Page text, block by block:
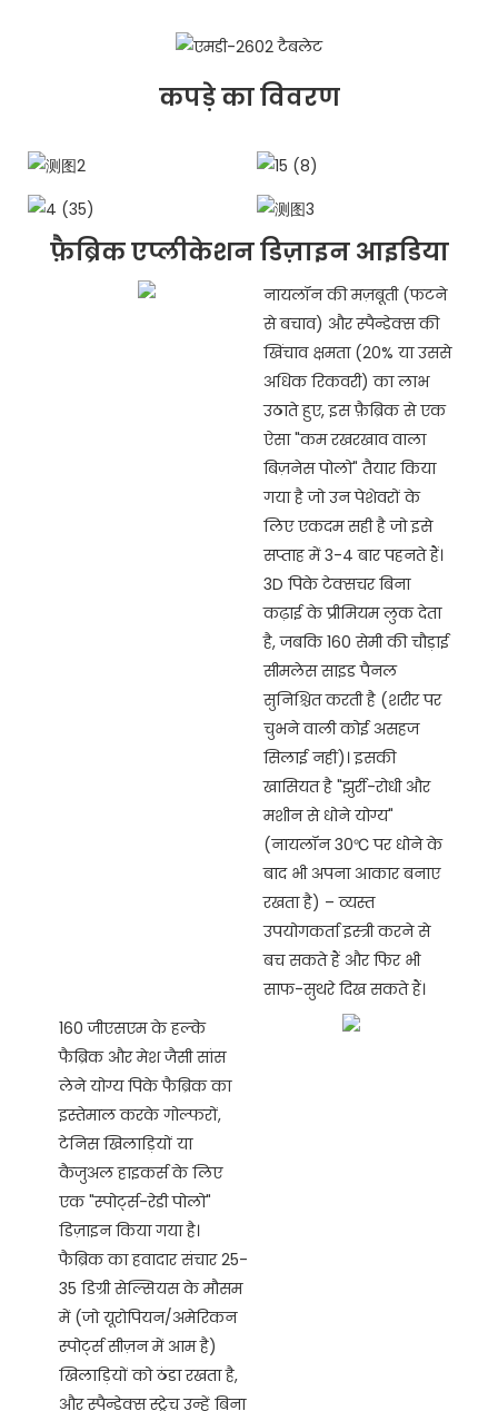
कपड़े का विवरण
फ़ैब्रिक एप्लीकेशन डिज़ाइन आइडिया
नायलॉन की मज़बूती (फटने
से बचाव) और स्पैन्डेक्स की
खिंचाव क्षमता (20% या उससे
अधिक रिकवरी) का लाभ
उठाते हुए, इस फ़ैब्रिक से एक
ऐसा "कम रखरखाव वाला
बिज़नेस पोलो" तैयार किया
गया है जो उन पेशेवरों के
लिए एकदम सही है जो इसे
सप्ताह में 3-4 बार पहनते हैं।
3D पिके टेक्सचर बिना
कढ़ाई के प्रीमियम लुक देता
है, जबकि 160 सेमी की चौड़ाई
सीमलेस साइड पैनल
सुनिश्चित करती है (शरीर पर
चुभने वाली कोई असहज
सिलाई नहीं)। इसकी
खासियत है "झुर्री-रोधी और
मशीन से धोने योग्य"
(नायलॉन 30℃ पर धोने के
बाद भी अपना आकार बनाए
रखता है) – व्यस्त
उपयोगकर्ता इस्त्री करने से
बच सकते हैं और फिर भी
साफ-सुथरे दिख सकते हैं।
160 जीएसएम के हल्के
फैब्रिक और मेश जैसी सांस
लेने योग्य पिके फैब्रिक का
इस्तेमाल करके गोल्फरों,
टेनिस खिलाड़ियों या
कैजुअल हाइकर्स के लिए
एक "स्पोर्ट्स-रेडी पोलो"
डिज़ाइन किया गया है।
फैब्रिक का हवादार संचार 25-
35 डिग्री सेल्सियस के मौसम
में (जो यूरोपियन/अमेरिकन
स्पोर्ट्स सीज़न में आम है)
खिलाड़ियों को ठंडा रखता है,
और स्पैन्डेक्स स्ट्रेच उन्हें बिना